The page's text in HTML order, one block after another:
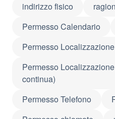
indirizzo fisico
Permesso Calendario
Permesso
Permesso
continua)
Permesso Telefono